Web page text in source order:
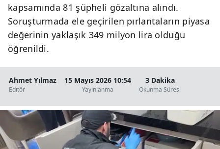
kapsamında 81 şüpheli gözaltına alındı.
Soruşturmada ele geçirilen pırlantaların piyasa
değerinin yaklaşık 349 milyon lira olduğu
öğrenildi.
Ahmet Yılmaz
Editör
15 Mayıs 2026 10:54
Yayınlanma
3 Dakika
Okunma Süresi